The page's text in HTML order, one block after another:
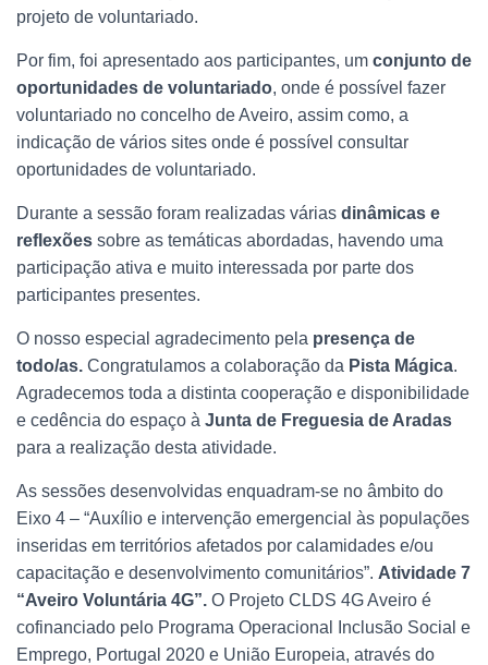
projeto de voluntariado.
Por fim, foi apresentado aos participantes, um conjunto de
oportunidades de voluntariado, onde é possível fazer
voluntariado no concelho de Aveiro, assim como, a
indicação de vários sites onde é possível consultar
oportunidades de voluntariado.
Durante a sessão foram realizadas várias dinâmicas e
reflexões sobre as temáticas abordadas, havendo uma
participação ativa e muito interessada por parte dos
participantes presentes.
O nosso especial agradecimento pela presença de
todo/as. Congratulamos a colaboração da Pista Mágica.
Agradecemos toda a distinta cooperação e disponibilidade
e cedência do espaço à Junta de Freguesia de Aradas
para a realização desta atividade.
As sessões desenvolvidas enquadram-se no âmbito do
Eixo 4 – “Auxílio e intervenção emergencial às populações
inseridas em territórios afetados por calamidades e/ou
capacitação e desenvolvimento comunitários”. Atividade 7
“Aveiro Voluntária 4G”. O Projeto CLDS 4G Aveiro é
cofinanciado pelo Programa Operacional Inclusão Social e
Emprego, Portugal 2020 e União Europeia, através do